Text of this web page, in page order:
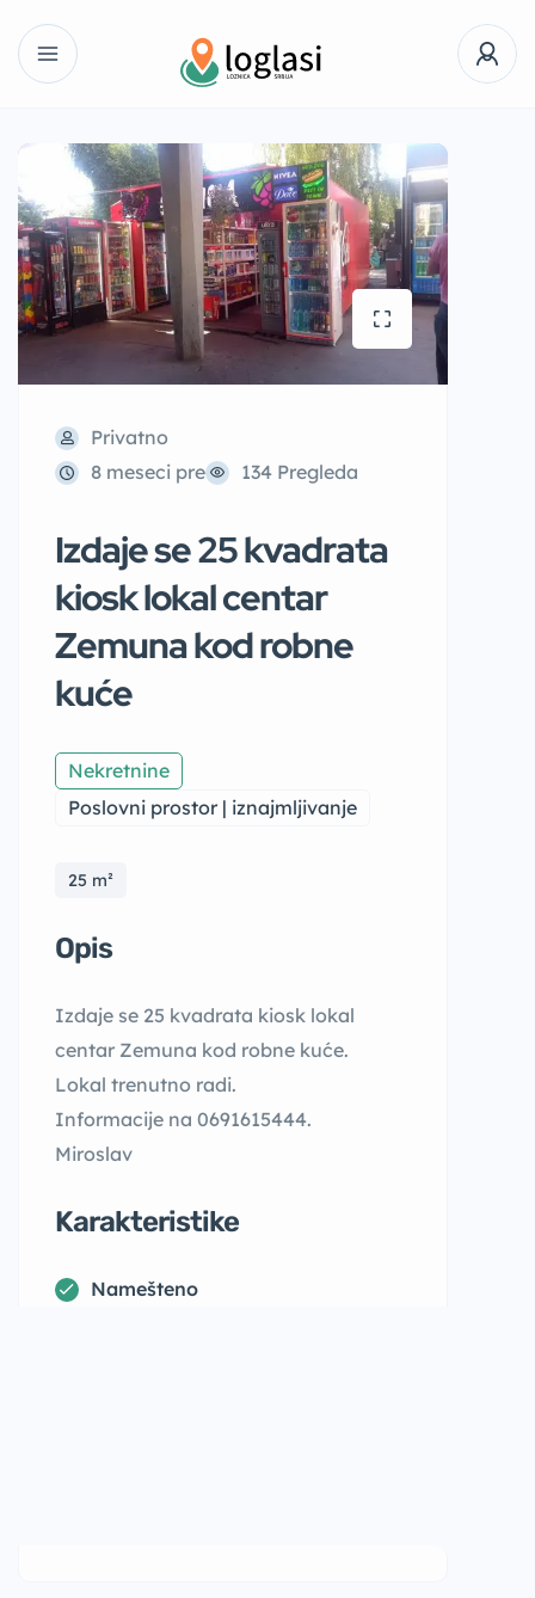
Privatno
8 meseci pre
134 Pregleda
Izdaje se 25 kvadrata
kiosk lokal centar
Zemuna kod robne
kuće
Nekretnine
Poslovni prostor | iznajmljivanje
25 m²
Opis
Izdaje se 25 kvadrata kiosk lokal
centar Zemuna kod robne kuće.
Lokal trenutno radi.
Informacije na 0691615444.
Miroslav
Karakteristike
Namešteno